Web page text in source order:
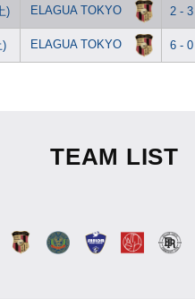
) ELAGUA TOKYO 2 - 3
) ELAGUA TOKYO 6 - 0
TEAM LIST